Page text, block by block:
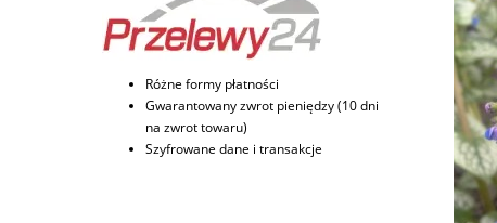
Różne formy płatności
Gwarantowany zwrot pieniędzy (10 dni
na zwrot towaru)
Szyfrowane dane i transakcje